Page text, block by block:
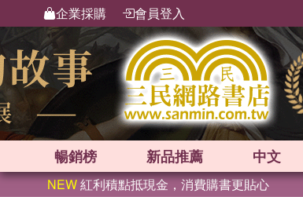
企業採購 會員登入
暢銷榜 新品推薦 中文
NEW紅利積點抵現金，消費購書更貼心